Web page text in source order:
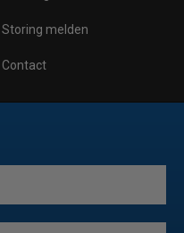
Storing melden
Contact